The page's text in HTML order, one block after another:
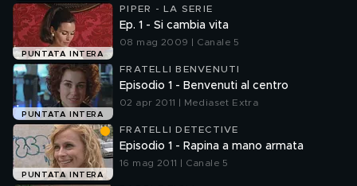
PUNTATA INTERA
PIPER - LA SERIE
Ep. 1 - Si cambia vita
08 mag 2009 | Canale 5
PUNTATA INTERA
FRATELLI BENVENUTI
Episodio 1 - Benvenuti al centro
02 apr 2011 | Mediaset Extra
PUNTATA INTERA
FRATELLI DETECTIVE
Episodio 1 - Rapina a mano armata
16 mag 2011 | Canale 5